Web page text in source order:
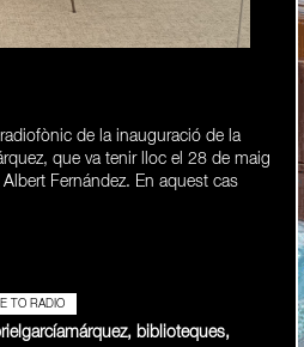
de la inauguració de la
que va tenir lloc el 28 de maig
Fernández. En aquest cas
TO RADIO
biblioteques,